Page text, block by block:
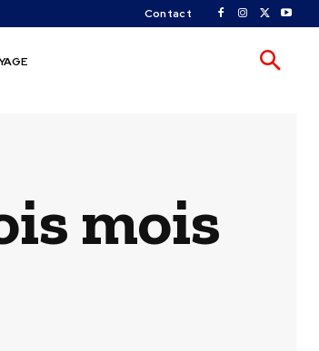
Contact
mois